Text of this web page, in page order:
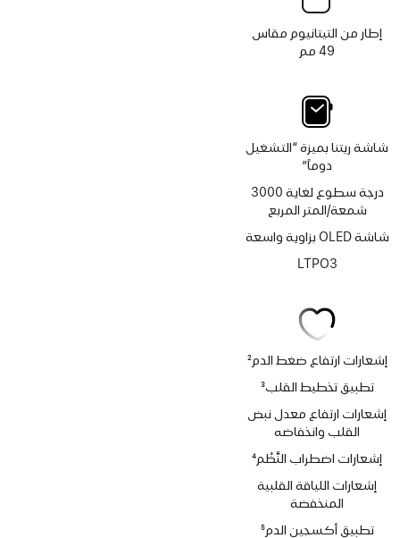
إطار من التيتانيوم مقاس
49 مم
شاشة ريتنا بميزة “التشغيل
دوماً”
درجة سطوع لغاية 3000
شمعة/المتر المربع
شاشة OLED بزاوية واسعة
LTPO3
إشعارات ارتفاع ضغط الدم2
تطبيق تخطيط القلب3
إشعارات ارتفاع معدل نبض
القلب وانخفاضه
إشعارات اضطراب النَّظْم4
إشعارات اللياقة القلبية
المنخفضة
تطبيق أكسجين الدم5